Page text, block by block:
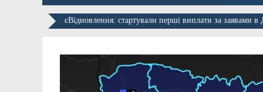
єВідновлення: стартували перші виплати за заявами в